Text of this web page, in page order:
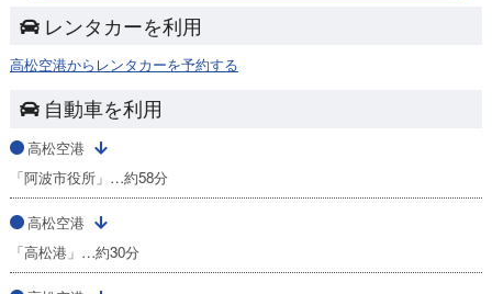
レンタカーを利用
高松空港からレンタカーを予約する
自動車を利用
高松空港
「阿波市役所」…約58分
高松空港
「高松港」…約30分